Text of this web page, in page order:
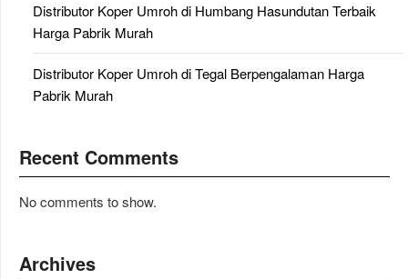
Distributor Koper Umroh di Humbang Hasundutan Terbaik
Harga Pabrik Murah
Distributor Koper Umroh di Tegal Berpengalaman Harga
Pabrik Murah
Recent Comments
No comments to show.
Archives